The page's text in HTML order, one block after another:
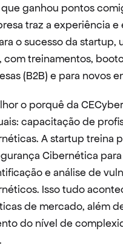
ganhou pontos
traz a experiência
o sucesso da startup,
treinamentos,
(B2B) e para novos
o porquê da
capacitação de
A startup treina
Cibernética
e análise de
Isso tudo
de mercado, além
do nível de